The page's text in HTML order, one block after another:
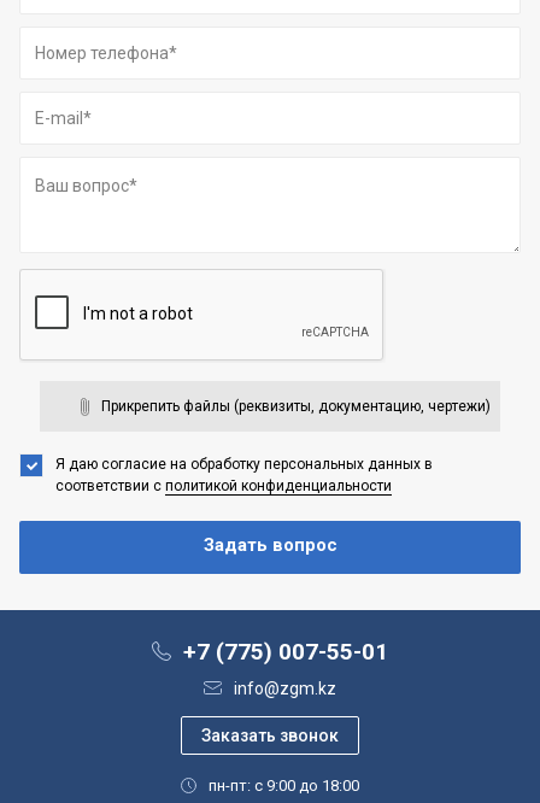
Прикрепить файлы (реквизиты, документацию, чертежи)
Я даю согласие на обработку персональных данных в
соответствии с политикой конфиденциальности
+7 (775) 007-55-01
info@zgm.kz
пн-пт: с 9:00 до 18:00